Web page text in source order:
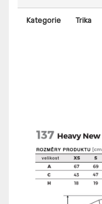
Kategorie Trika